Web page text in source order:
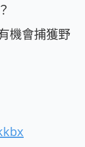
機會捕獲野